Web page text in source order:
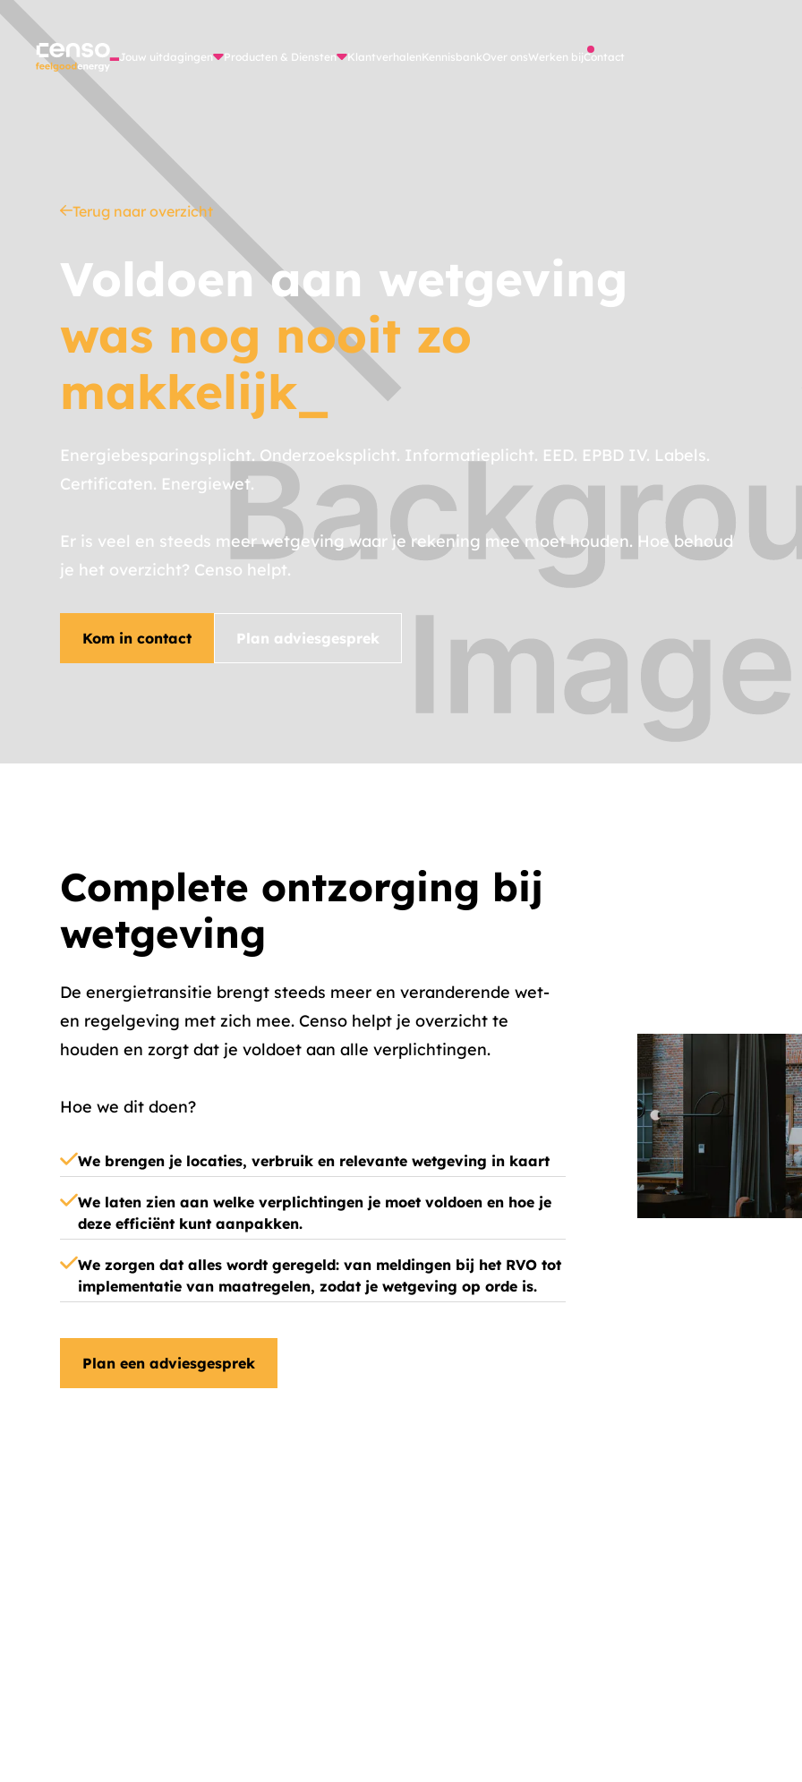
Jouw uitdagingen Producten & Diensten KlantverhalenKennisbankOver onsWerken bijContact
Terug naar overzicht
Voldoen aan wetgeving
was nog nooit zo
makkelijk_
Energiebesparingsplicht. Onderzoeksplicht. Informatieplicht. EED. EPBD IV. Labels.
Certificaten. Energiewet.
Er is veel en steeds meer wetgeving waar je rekening mee moet houden. Hoe behoud
je het overzicht? Censo helpt.
Kom in contact Plan adviesgesprek
Complete ontzorging bij
wetgeving
De energietransitie brengt steeds meer en veranderende wet-
en regelgeving met zich mee. Censo helpt je overzicht te
houden en zorgt dat je voldoet aan alle verplichtingen.
Hoe we dit doen?
We brengen je locaties, verbruik en relevante wetgeving in kaart
We laten zien aan welke verplichtingen je moet voldoen en hoe je
deze efficiënt kunt aanpakken.
We zorgen dat alles wordt geregeld: van meldingen bij het RVO tot
implementatie van maatregelen, zodat je wetgeving op orde is.
Plan een adviesgesprek